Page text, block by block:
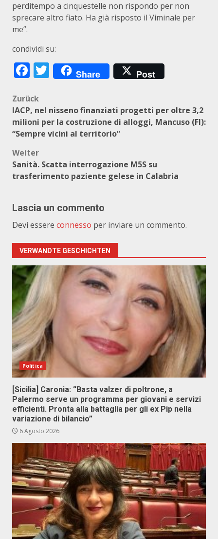
perditempo a cinquestelle non rispondo per non
sprecare altro fiato. Ha già risposto il Viminale per
me”.
condividi su:
Facebook
Twitter
Share Post
Beitragsnavigation
Zurück
IACP, nel nisseno finanziati progetti per oltre 3,2
milioni per la costruzione di alloggi, Mancuso (FI):
“Sempre vicini al territorio”
Weiter
Sanità. Scatta interrogazione M5S su
trasferimento paziente gelese in Calabria
Lascia un commento
Devi essere connesso per inviare un commento.
VERWANDTE GESCHICHTEN
Politica
[Sicilia] Caronia: “Basta valzer di poltrone, a
Palermo serve un programma per giovani e servizi
efficienti. Pronta alla battaglia per gli ex Pip nella
variazione di bilancio”
6 Agosto 2026